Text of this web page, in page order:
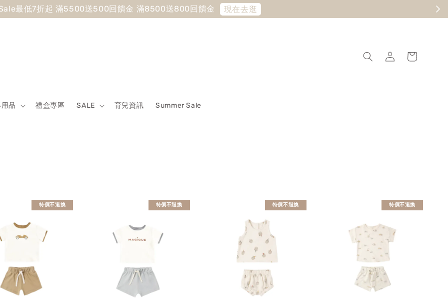
最低7折起 滿5500送500回饋金 滿8500送800回饋金 現在去逛
品 禮盒專區 SALE 育兒資訊 Summer Sale
特價不退換 特價不退換 特價不退換 特價不退換